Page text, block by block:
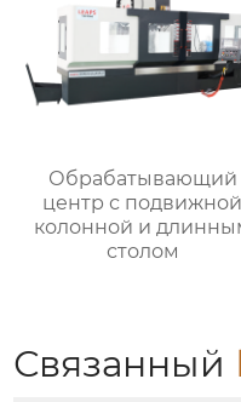
Обрабатывающий
центр с подвижной
колонной и
столом
Связанный